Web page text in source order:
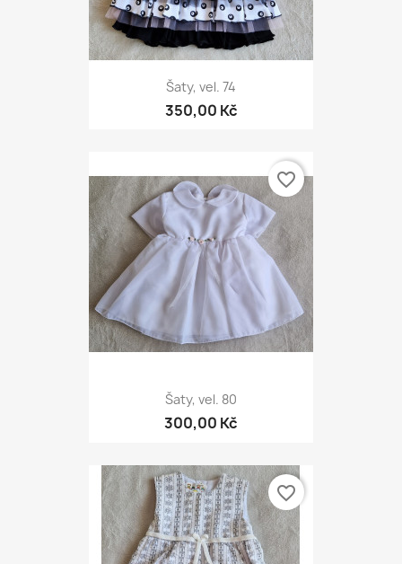
Šaty, vel. 74
350,00 Kč
Šaty, vel. 80
300,00 Kč
favorite_border
favorite_border